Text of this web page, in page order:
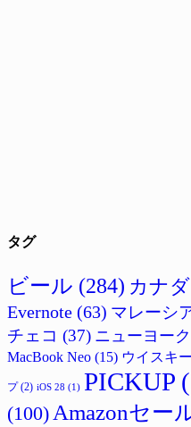
タグ
ビール (284) カナダ
Evernote (63) マレーシ
チェコ (37) ニューヨーク
MacBook Neo (15) ウイスキー
プ(2) iOS 28 (1) PICKUP
(100)Amazonセー